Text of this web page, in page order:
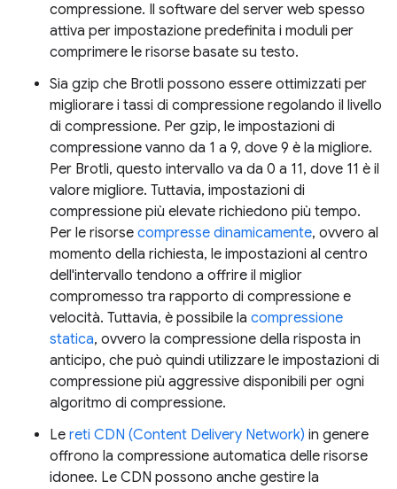
compressione. Il software del server web spesso
attiva per impostazione predefinita i moduli per
comprimere le risorse basate su testo.
Sia gzip che Brotli possono essere ottimizzati per
migliorare i tassi di compressione regolando il livello
di compressione. Per gzip, le impostazioni di
compressione vanno da 1 a 9, dove 9 è la migliore.
Per Brotli, questo intervallo va da 0 a 11, dove 11 è il
valore migliore. Tuttavia, impostazioni di
compressione più elevate richiedono più tempo.
Per le risorse compresse dinamicamente, ovvero al
momento della richiesta, le impostazioni al centro
dell'intervallo tendono a offrire il miglior
compromesso tra rapporto di compressione e
velocità. Tuttavia, è possibile la compressione
statica, ovvero la compressione della risposta in
anticipo, che può quindi utilizzare le impostazioni di
compressione più aggressive disponibili per ogni
algoritmo di compressione.
Le reti CDN (Content Delivery Network) in genere
offrono la compressione automatica delle risorse
idonee. Le CDN possono anche gestire la